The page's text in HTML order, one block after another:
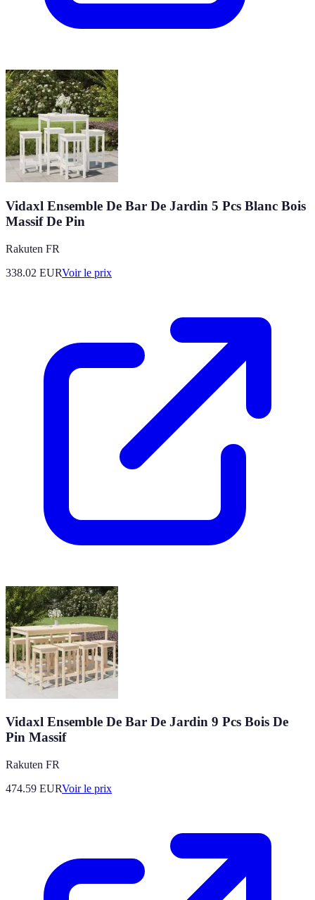
Vidaxl Ensemble De Bar De Jardin 5 Pcs Blanc Bois
Massif De Pin
Rakuten FR
338.02 EURVoir le prix
Vidaxl Ensemble De Bar De Jardin 9 Pcs Bois De
Pin Massif
Rakuten FR
474.59 EURVoir le prix